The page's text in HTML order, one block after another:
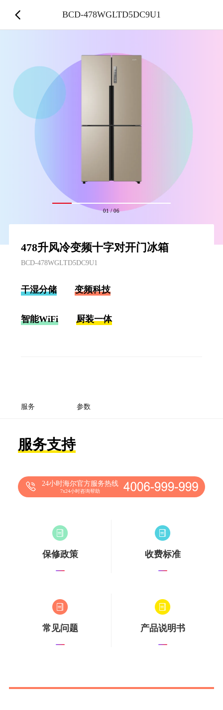
01/06
478升风冷变频十字对开门冰箱
BCD-478WGLTD5DC9U1
干湿分储 变频科技
智能WiFi 厨装一体
服务 参数
服务支持
24小时海尔官方服务热线
7x24小时咨询帮助
保修政策 收费标准
常见问题 产品说明书
BCD-478WGLTD5DC9U1